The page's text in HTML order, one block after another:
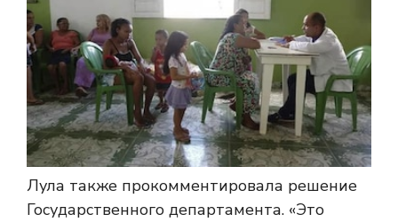
Лула также прокомментировала решение
Государственного департамента. «Это